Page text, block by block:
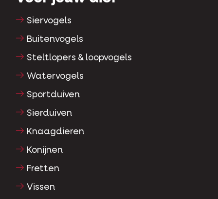
Siervogels
Buitenvogels
Steltlopers & loopvogels
Watervogels
Sportduiven
Sierduiven
Knaagdieren
Konijnen
Fretten
Vissen